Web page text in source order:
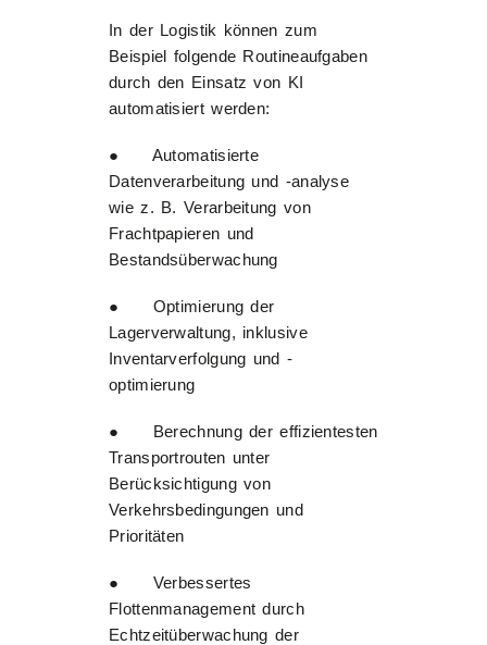
In der Logistik können zum
Beispiel folgende Routineaufgaben
durch den Einsatz von KI
automatisiert werden:
● Automatisierte
Datenverarbeitung und -analyse
wie z. B. Verarbeitung von
Frachtpapieren und
Bestandsüberwachung
● Optimierung der
Lagerverwaltung, inklusive
Inventarverfolgung und -
optimierung
● Berechnung der effizientesten
Transportrouten unter
Berücksichtigung von
Verkehrsbedingungen und
Prioritäten
● Verbessertes
Flottenmanagement durch
Echtzeitüberwachung der